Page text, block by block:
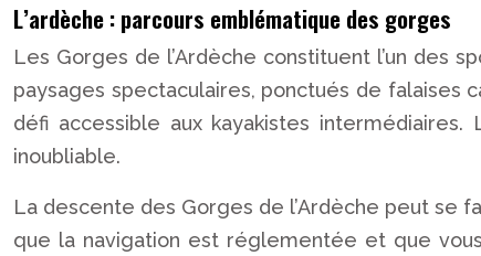
L’ardèche : parcours emblématique des gorges
Les Gorges de l’Ardèche constituent l’un des
paysages spectaculaires, ponctués de falaises
défi accessible aux kayakistes
inoubliable.
La descente des Gorges de l’Ardèche peut se
que la navigation est réglementée et que